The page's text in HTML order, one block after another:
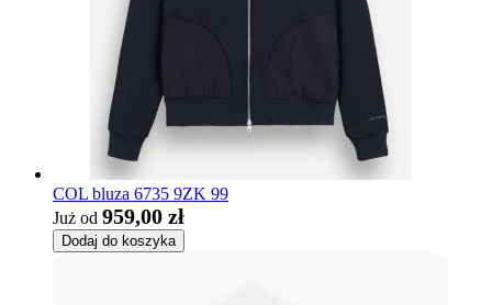
COL bluza 6735 9ZK 99
Już od 959,00 zł
Dodaj do koszyka